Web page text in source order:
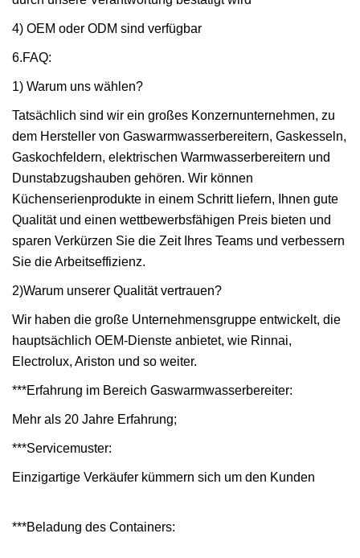
4) OEM oder ODM sind verfügbar
6.FAQ:
1) Warum uns wählen?
Tatsächlich sind wir ein großes Konzernunternehmen, zu
dem Hersteller von Gaswarmwasserbereitern, Gaskesseln,
Gaskochfeldern, elektrischen Warmwasserbereitern und
Dunstabzugshauben gehören. Wir können
Küchenserienprodukte in einem Schritt liefern, Ihnen gute
Qualität und einen wettbewerbsfähigen Preis bieten und
sparen Verkürzen Sie die Zeit Ihres Teams und verbessern
Sie die Arbeitseffizienz.
2)Warum unserer Qualität vertrauen?
Wir haben die große Unternehmensgruppe entwickelt, die
hauptsächlich OEM-Dienste anbietet, wie Rinnai,
Electrolux, Ariston und so weiter.
***Erfahrung im Bereich Gaswarmwasserbereiter:
Mehr als 20 Jahre Erfahrung;
***Servicemuster:
Einzigartige Verkäufer kümmern sich um den Kunden
***Beladung des Containers: